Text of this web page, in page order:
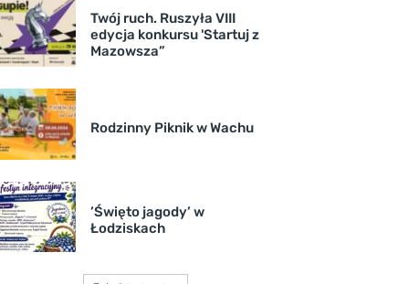
Twój ruch. Ruszyła VIII
edycja konkursu 'Startuj z
Mazowsza”
Rodzinny Piknik w Wachu
’Święto jagody’ w
Łodziskach